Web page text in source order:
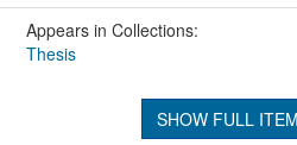
Appears in Collections:
Thesis
SHOW FULL